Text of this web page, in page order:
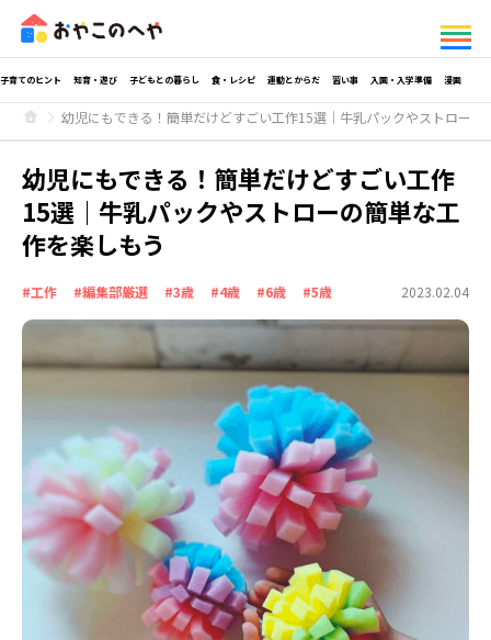
子育てのヒント 知育・遊び 子どもとの暮らし 食・レシピ 運動とからだ 習い事 入園・入学準備 漫画
幼児にもできる！簡単だけどすごい工作15選｜牛乳パックやストローの
幼児にもできる！簡単だけどすごい工作
15選｜牛乳パックやストローの簡単な工
作を楽しもう
#工作 #編集部厳選 #3歳 #4歳 #6歳 #5歳 2023.02.04